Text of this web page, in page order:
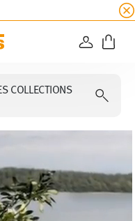
COLLECTIONS